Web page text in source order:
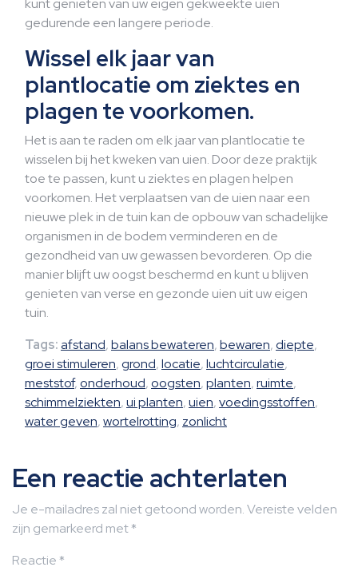
kunt genieten van uw eigen gekweekte uien
gedurende een langere periode.
Wissel elk jaar van
plantlocatie om ziektes en
plagen te voorkomen.
Het is aan te raden om elk jaar van plantlocatie te
wisselen bij het kweken van uien. Door deze praktijk
toe te passen, kunt u ziektes en plagen helpen
voorkomen. Het verplaatsen van de uien naar een
nieuwe plek in de tuin kan de opbouw van schadelijke
organismen in de bodem verminderen en de
gezondheid van uw gewassen bevorderen. Op die
manier blijft uw oogst beschermd en kunt u blijven
genieten van verse en gezonde uien uit uw eigen
tuin.
Tags:afstand,balans bewateren,bewaren,diepte,
groei stimuleren,grond,locatie,luchtcirculatie,
meststof,onderhoud,oogsten,planten,ruimte,
schimmelziekten,ui planten,uien,voedingsstoffen,
water geven,wortelrotting, zonlicht
Een reactie achterlaten
Je e-mailadres zal niet getoond worden.Vereiste velden
zijn gemarkeerd met*
Reactie*